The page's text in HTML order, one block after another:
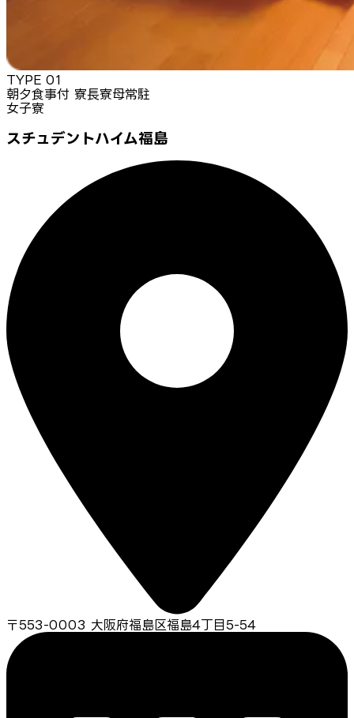
TYPE 01
朝夕食事付 寮長寮母常駐
女子寮
スチュデントハイム福島
〒553-0003 大阪府福島区福島4丁目5-54